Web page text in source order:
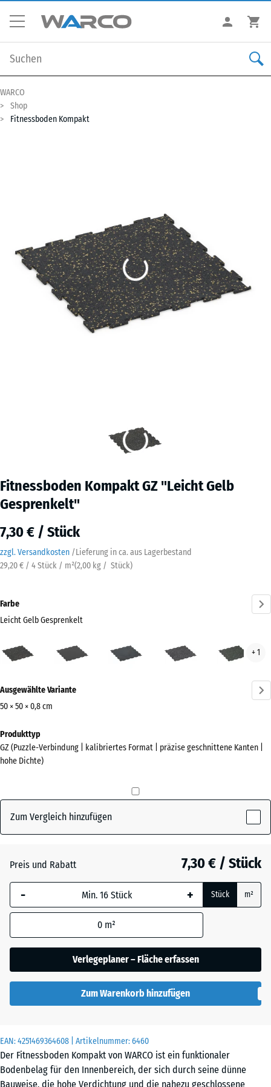
WARCO
Shop
Fitnessboden Kompakt
Fitnessboden Kompakt GZ "Leicht Gelb
Gesprenkelt"
7,30 € / Stück
zzgl. Versandkosten /Lieferung in ca. aus Lagerbestand
29,20 € / 4 Stück / m²(2,00 kg / Stück)
EAN:4251469364608 | Artikelnummer:6460
Der Fitnessboden Kompakt von WARCO ist ein funktionaler
Bodenbelag für den Innenbereich, der sich durch seine dünne
Bauweise, die hohe Verdichtung und die nahezu geschlossene
Farbe
Leicht Gelb Gesprenkelt
(active)
Grün
+ 1
Informationen
zu
Farben?
Farbpalette
Leicht Gelb
Gesprenkelt(active)
Anthrazit - 1,10 €
Gesprenkelt
Ausgewählte Variante
50 × 50 × 0,8 cm
Abmessungen
für
den
x
515
Die gewählte, blau
umrandete
Abmessung wird
Produktdaten nicht
anders angegeben)
für die
Bedarfsberechnung
×
50
×
0,8
Produkttyp
GZ (Puzzle-Verbindung | kalibriertes Format | präzise geschnittene Kanten |
hohe Dichte)
Zum Vergleich hinzufügen
Preis und Rabatt 7,30 € / Stück
- + Stück m²
0 m²
Verlegeplaner – Fläche erfassen
Zum Warenkorb hinzufügen